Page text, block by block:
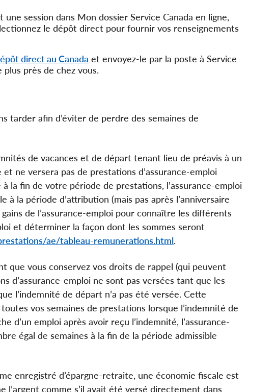
une session dans Mon dossier Service Canada en ligne,
le dépôt direct pour fournir vos renseignements
direct au Canada et envoyez‑le par la poste à Service
plus près de chez vous.
tarder afin d’éviter de perdre des semaines de
de vacances et de départ tenant lieu de préavis à un
ne versera pas de prestations d’assurance-emploi
la fin de votre période de prestations, l’assurance-emploi
la période d’attribution (mais pas après l’anniversaire
de l’assurance-emploi pour connaître les différents
et déterminer la façon dont les sommes seront
ae/tableau-remunerations.html.
que vous conservez vos droits de rappel (qui peuvent
d’assurance‑emploi ne sont pas versées tant que les
l’indemnité de départ n’a pas été versée. Cette
vos semaines de prestations lorsque l’indemnité de
d’un emploi après avoir reçu l’indemnité, l’assurance-
égal de semaines à la fin de la période admissible
enregistré d’épargne-retraite, une économie fiscale est
l’argent comme s’il avait été versé directement dans